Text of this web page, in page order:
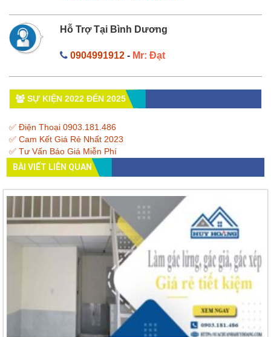
Hỗ Trợ Tại Bình Dương
0904991912- Mr: Đạt
SỰ KIỆN 2022 ĐẾN 2025
✅ Điện Thoại 0903.181.486
✅ Cam Kết Giá Rẻ Nhất 2023
✅ Tư Vấn Báo Giá Miễn Phí
BÀI VIẾT LIÊN QUAN